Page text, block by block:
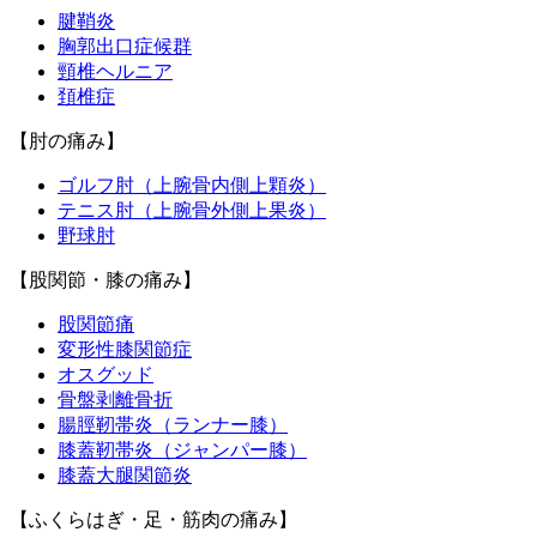
腱鞘炎
胸郭出口症候群
頸椎ヘルニア
頚椎症
【肘の痛み】
ゴルフ肘（上腕骨内側上顆炎）
テニス肘（上腕骨外側上果炎）
野球肘
【股関節・膝の痛み】
股関節痛
変形性膝関節症
オスグッド
骨盤剥離骨折
腸脛靭帯炎（ランナー膝）
膝蓋靭帯炎（ジャンパー膝）
膝蓋大腿関節炎
【ふくらはぎ・足・筋肉の痛み】